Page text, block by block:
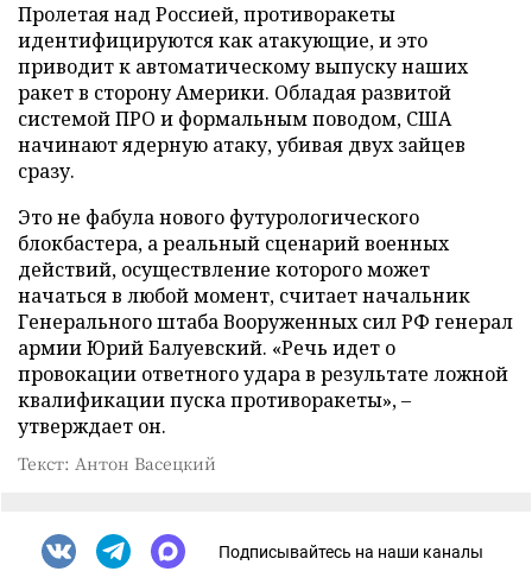
Пролетая над Россией, противоракеты
идентифицируются как атакующие, и это
приводит к автоматическому выпуску наших
ракет в сторону Америки. Обладая развитой
системой ПРО и формальным поводом, США
начинают ядерную атаку, убивая двух зайцев
сразу.
Это не фабула нового футурологического
блокбастера, а реальный сценарий военных
действий, осуществление которого может
начаться в любой момент, считает начальник
Генерального штаба Вооруженных сил РФ генерал
армии Юрий Балуевский. «Речь идет о
провокации ответного удара в результате ложной
квалификации пуска противоракеты», –
утверждает он.
Текст: Антон Васецкий
Подписывайтесь на наши каналы